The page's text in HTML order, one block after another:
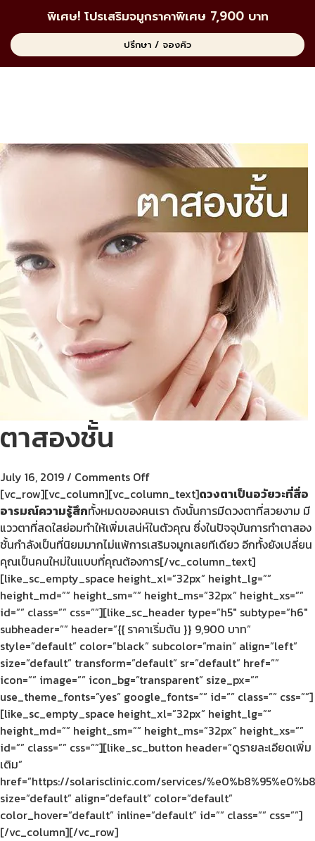
พิเศษ! โปรเสริมจมูกราคาพิเศษ 7,900 บาท
ปรึกษา / จองคิว
ตาสองชั้น
July 16, 2019/ Comments Off
[vc_row][vc_column][vc_column_text]ดวงตาเป็นอวัยวะที่สื่อ
อารมณ์ความรู้สึกทั้งหมดของคนเรา ดังนั้นการมีดวงตาที่สวยงาม มี
แววตาที่สดใสย่อมทำให้เพิ่มเสน่ห์ในตัวคุณ ซึ่งในปัจจุบันการทำตาสอง
ชั้นกำลังเป็นที่นิยมมากไม่แพ้การเสริมจมูกเลยทีเดียว อีกทั้งยังเปลี่ยน
คุณเป็นคนใหม่ในแบบที่คุณต้องการ[/vc_column_text]
[like_sc_empty_space height_xl=”32px” height_lg=””
height_md=”” height_sm=”” height_ms=”32px” height_xs=””
id=”” class=”” css=””][like_sc_header type=”h5″ subtype=”h6″
subheader=”” header=”{{ ราคาเริ่มต้น }} 9,900 บาท”
style=”default” color=”black” subcolor=”main” align=”left”
size=”default” transform=”default” sr=”default” href=””
icon=”” image=”” icon_bg=”transparent” size_px=””
use_theme_fonts=”yes” google_fonts=”” id=”” class=”” css=””]
[like_sc_empty_space height_xl=”32px” height_lg=””
height_md=”” height_sm=”” height_ms=”32px” height_xs=””
id=”” class=”” css=””][like_sc_button header=”ดูรายละเอียดเพิ่ม
เติม”
href=”https://solarisclinic.com/services/
size=”default” align=”default” color=”default”
color_hover=”default” inline=”default” id=”” class=”” css=””]
[/vc_column][/vc_row]